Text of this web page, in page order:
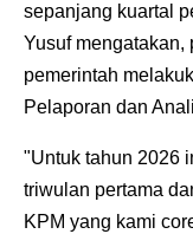
sepanjang kuartal
Yusuf mengatakan,
pemerintah
Pelaporan dan
"Untuk tahun 2026
triwulan pertama
KPM yang kami